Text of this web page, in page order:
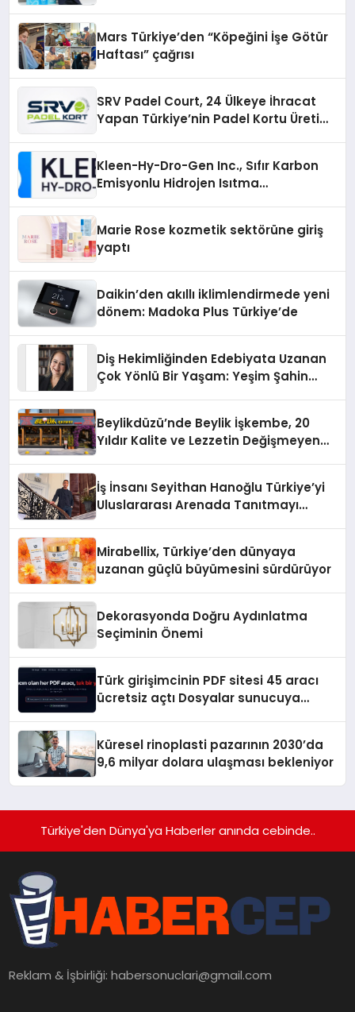
Mars Türkiye’den “Köpeğini İşe Götür
Haftası” çağrısı
SRV Padel Court, 24 Ülkeye İhracat
Yapan Türkiye’nin Padel Kortu Üretim
Kleen-Hy-Dro-Gen Inc., Sıfır Karbon
Emisyonlu Hidrojen Isıtma
Marie Rose kozmetik sektörüne giriş
yaptı
Daikin’den akıllı iklimlendirmede yeni
dönem: Madoka Plus Türkiye’de
Diş Hekimliğinden Edebiyata Uzanan
Çok Yönlü Bir Yaşam: Yeşim Şahin
Beylikdüzü’nde Beylik İşkembe, 20
Yıldır Kalite ve Lezzetin Değişmeyen
İş İnsanı Seyithan Hanoğlu Türkiye’yi
Uluslararası Arenada Tanıtmayı
Mirabellix, Türkiye’den dünyaya
uzanan güçlü büyümesini sürdürüyor
Dekorasyonda Doğru Aydınlatma
Seçiminin Önemi
Türk girişimcinin PDF sitesi 45 aracı
ücretsiz açtı Dosyalar sunucuya
Küresel rinoplasti pazarının 2030’da
9,6 milyar dolara ulaşması bekleniyor
Türkiye'den Dünya'ya Haberler anında cebinde..
Reklam & İşbirliği:habersonuclari@gmail.com